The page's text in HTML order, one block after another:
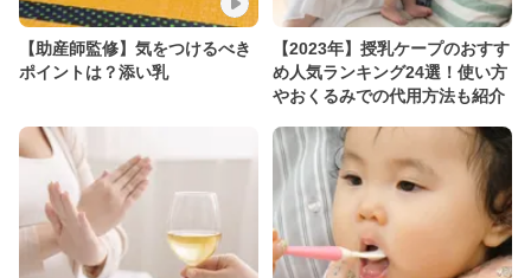
【助産師監修】気をつけるべき
ポイントは？添い乳
【2023年】授乳ケープのおすす
め人気ランキング24選！使い方
やおくるみでの代用方法も紹介